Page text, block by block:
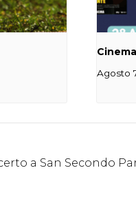
Agosto
a San Secondo